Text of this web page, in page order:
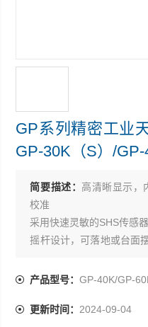
GP系列精密工业
GP-30K（S）/
简要描述： 高清晰显示，
校准
采用快速灵敏的SHS传感
摇杆设计，可落地或台面
产品型号：GP-40K/GP-
更新时间： 2024-09-04